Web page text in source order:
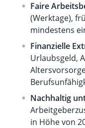
Faire
(Werktage),
mindestens
Finanzielle
Urlaubsgeld,
Nachhaltig
in Höhe von